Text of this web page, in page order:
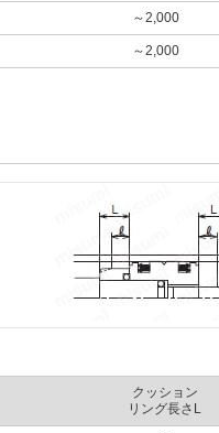
～2,000
～2,000
クッション
リング長さL